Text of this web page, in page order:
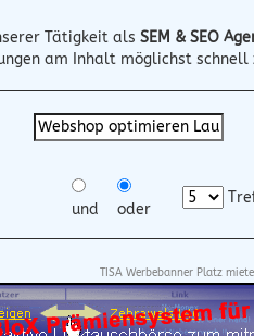
Tätigkeit als SEM & SEO
am Inhalt möglichst schnell
und oder
TISA Werbebanner Platz